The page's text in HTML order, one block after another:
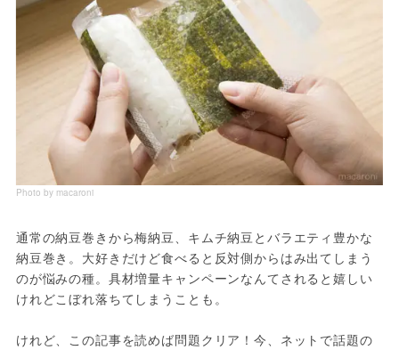
Photo by macaroni
通常の納豆巻きから梅納豆、キムチ納豆とバラエティ豊かな
納豆巻き。大好きだけど食べると反対側からはみ出てしまう
のが悩みの種。具材増量キャンペーンなんてされると嬉しい
けれどこぼれ落ちてしまうことも。
けれど、この記事を読めば問題クリア！今、ネットで話題の